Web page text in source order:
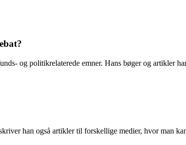
og politikrelaterede emner. Hans bøger og artikler
han også artikler til forskellige medier, hvor man